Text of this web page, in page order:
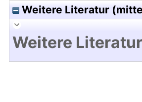
Weitere Literatur
Weitere